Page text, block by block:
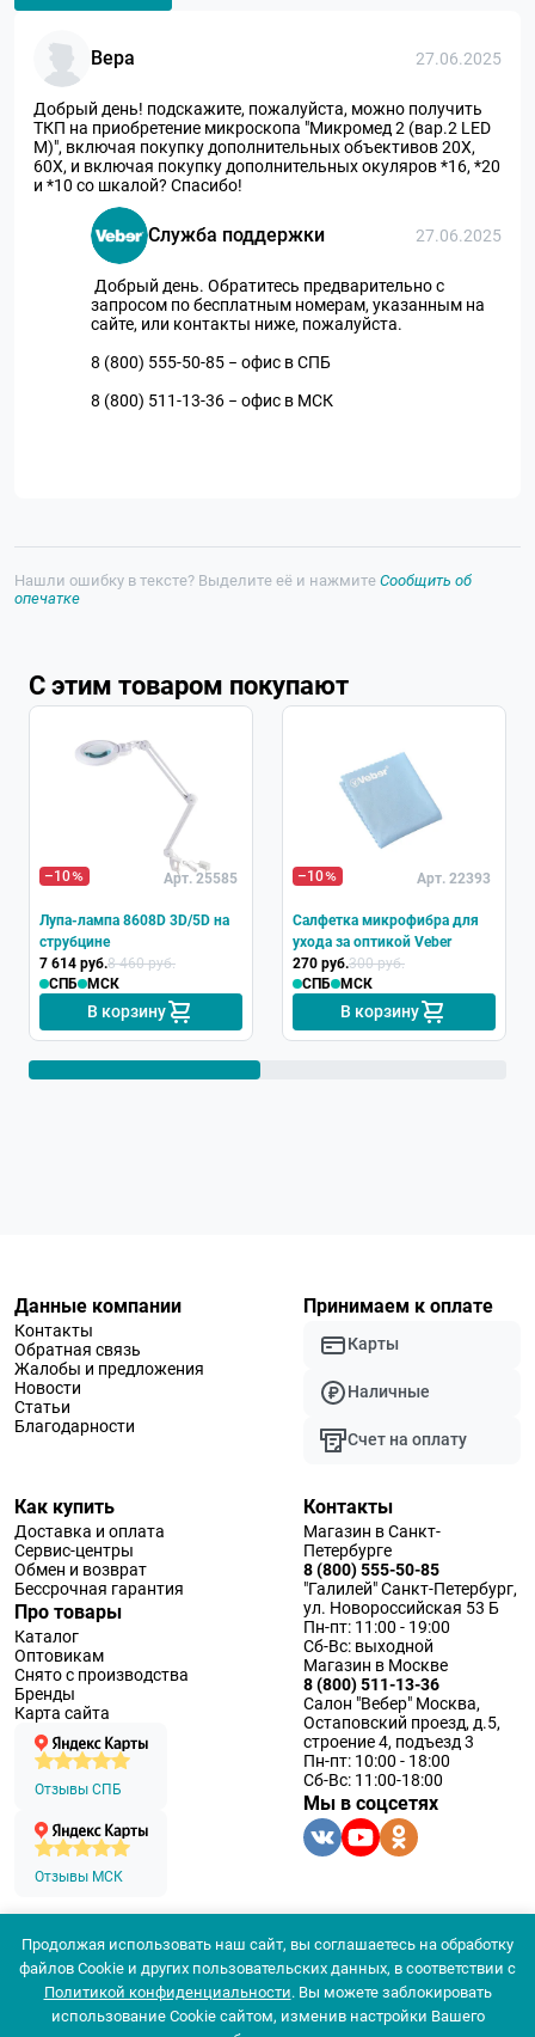
Вера 27.06.2025
Добрый день! подскажите, пожалуйста, можно получить
ТКП на приобретение микроскопа "Микромед 2 (вар.2 LED
М)", включая покупку дополнительных объективов 20Х,
60Х, и включая покупку дополнительных окуляров *16, *20
и *10 со шкалой? Спасибо!
Служба поддержки 27.06.2025
Добрый день. Обратитесь предварительно с
запросом по бесплатным номерам, указанным на
сайте, или контакты ниже, пожалуйста.
8 (800) 555-50-85 − офис в СПБ
8 (800) 511-13-36 − офис в МСК
Нашли ошибку в тексте? Выделите её и нажмите Сообщить об
опечатке
С этим товаром покупают
–10 Арт. 25585
Лупа-лампа 8608D 3D/5D на
струбцине
7 614 руб.8 460 руб.
СПБ
МСК
В корзину
–10 Арт. 22393
Салфетка микрофибра для
ухода за оптикой Veber
270 руб.300 руб.
СПБ
МСК
В корзину
Данные компании
Контакты
Обратная связь
Жалобы и предложения
Новости
Статьи
Благодарности
Принимаем к оплате
Карты
Наличные
Счет на оплату
Как купить
Доставка и оплата
Сервис-центры
Обмен и возврат
Бессрочная гарантия
Про товары
Каталог
Оптовикам
Снято с производства
Бренды
Карта сайта
Отзывы СПБ
Отзывы МСК
Контакты
Магазин в Санкт-
Петербурге
8 (800) 555-50-85
"Галилей" Санкт-Петербург,
ул. Новороссийская 53 Б
Пн-пт: 11:00 - 19:00
Сб-Вс: выходной
Магазин в Москве
8 (800) 511-13-36
Салон "Вебер" Москва,
Остаповский проезд, д.5,
строение 4, подъезд 3
Пн-пт: 10:00 - 18:00
Сб-Вс: 11:00-18:00
Мы в соцсетях
© 1994 — 2026 ООО «Наблюдательные приборы»
Политика конфеденциальности
Согласие на обработку персональных данных
Согласие использования
Продолжая использовать наш сайт, вы соглашаетесь на обработку
файлов Cookie и других пользовательских данных, в соответствии с
Политикой конфиденциальности. Вы можете заблокировать
использование Cookie сайтом, изменив настройки Вашего